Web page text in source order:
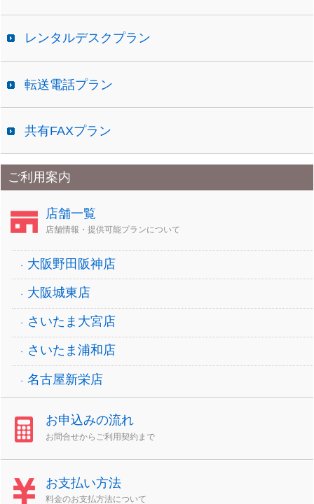
レンタルデスクプラン
転送電話プラン
共有FAXプラン
ご利用案内
店舗一覧
店舗情報・提供可能プランについて
大阪野田阪神店
大阪城東店
さいたま大宮店
さいたま浦和店
名古屋新栄店
お申込みの流れ
お問合せからご利用契約まで
お支払い方法
料金のお支払方法について